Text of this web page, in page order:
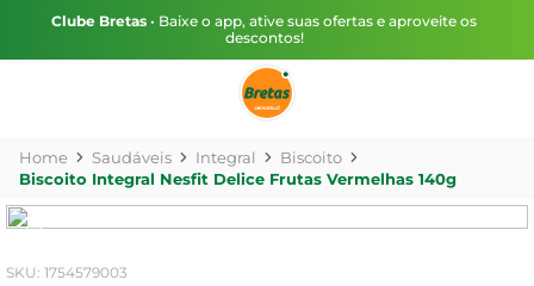
Clube Bretas • Baixe o app, ative suas ofertas e aproveite os
descontos!
Saudáveis Integral
Biscoito
Biscoito Integral Nesfit Delice Frutas Vermelhas 140g
: 1754579003